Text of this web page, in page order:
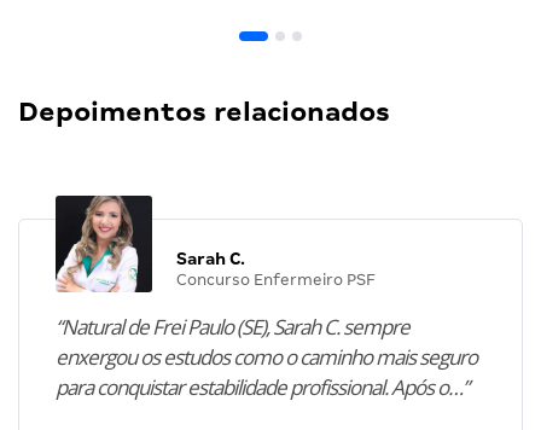
Depoimentos relacionados
Sarah C.
Concurso Enfermeiro PSF
“Natural de Frei Paulo (SE), Sarah C. sempre
enxergou os estudos como o caminho mais seguro
para conquistar estabilidade profissional. Após o…”